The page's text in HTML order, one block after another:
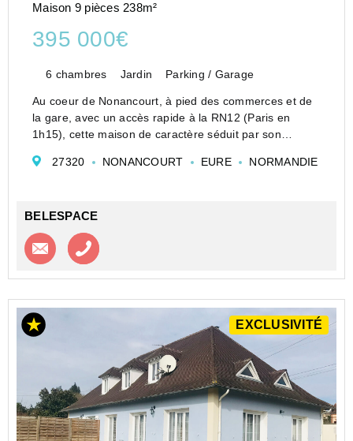
Maison 9 pièces 238m²
395 000€
6 chambres Jardin Parking / Garage
Au coeur de Nonancourt, à pied des commerces et de
la gare, avec un accès rapide à la RN12 (Paris en
1h15), cette maison de caractère séduit par son
environnement verdoyant.
27320 NONANCOURT EURE NORMANDIE
BELESPACE
Contacter l'agence
EXCLUSIVITÉ